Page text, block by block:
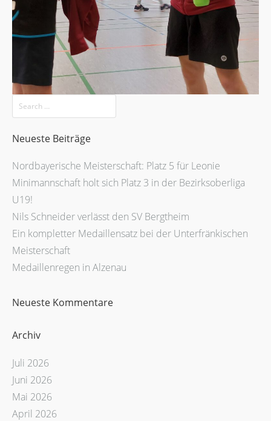
Neueste Beiträge
Nordbayerische Meisterschaft: Platz 5 für Leonie
Minimannschaft holt sich Platz 3 in der Bezirksoberliga
U19!
Nils Schneider verlässt den SV Bergtheim
Ein kompletter Medaillensatz bei der Unterfränkischen
Meisterschaft
Medaillenregen in Alzenau
Neueste Kommentare
Archiv
Juli 2026
Juni 2026
Mai 2026
April 2026